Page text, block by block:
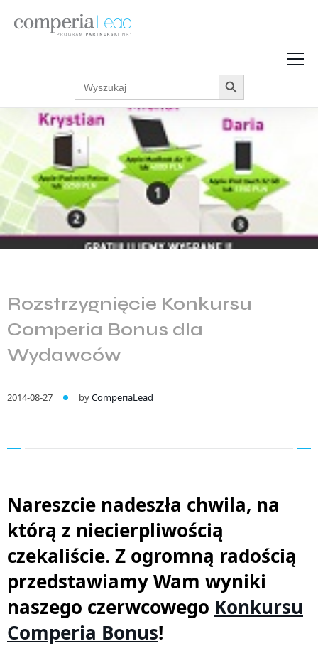
Strefa Wiedzy
Podcasty
Zarabiaj w internecie
Akcje promocyjne
Regulaminy
Search
for:
Search Button
Rozstrzygnięcie Konkursu
Comperia Bonus dla
Wydawców
2014-08-27 byComperiaLead
Nareszcie nadeszła chwila, na
którą z niecierpliwością
czekaliście. Z ogromną radością
przedstawiamy Wam wyniki
naszego czerwcowego Konkursu
Comperia Bonus!